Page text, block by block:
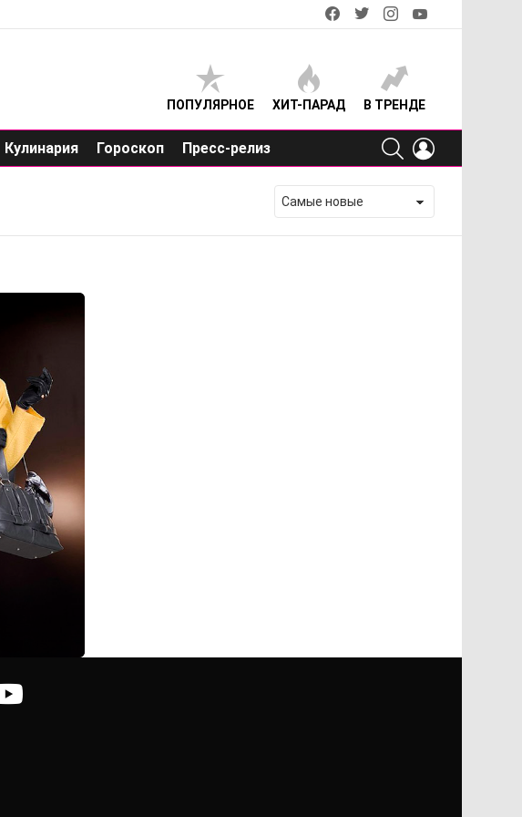
facebooktwitterinstagram
ПОПУЛЯРНОЕ ХИТ-ПАРАД В ТРЕНДЕ
Кулинария Гороскоп Пресс-релиз
SEARCH
youtube